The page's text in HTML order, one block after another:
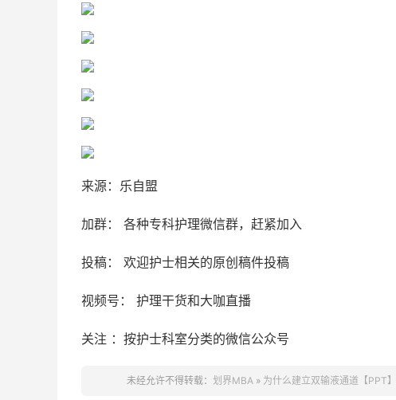
来源：乐自盟
加群： 各种专科护理微信群，赶紧加入
投稿： 欢迎护士相关的原创稿件投稿
视频号： 护理干货和大咖直播
关注 ：按护士科室分类的微信公众号
未经允许不得转载： 划界MBA» 为什么建立双输液通道【PPT